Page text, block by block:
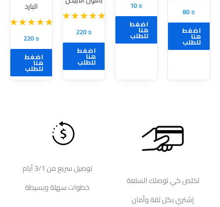
80₪
اضغط
هنا
للطلب
10₪
اضغط
هنا
للطلب 220₪
اضغط
هنا
للطلب
الخيارات
على
صفحة
المنتج
البارد
220₪
اضغط
هنا
للطلب
الخيارات
على
صفحة
المنتج
تخلص كي توصلك السلعة
إشتري بكل ثقة وأمان
توصيل سريع من 3/1 أيام
خطوات سهلة وبسيطة